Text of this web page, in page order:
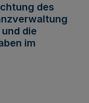
des
die
im